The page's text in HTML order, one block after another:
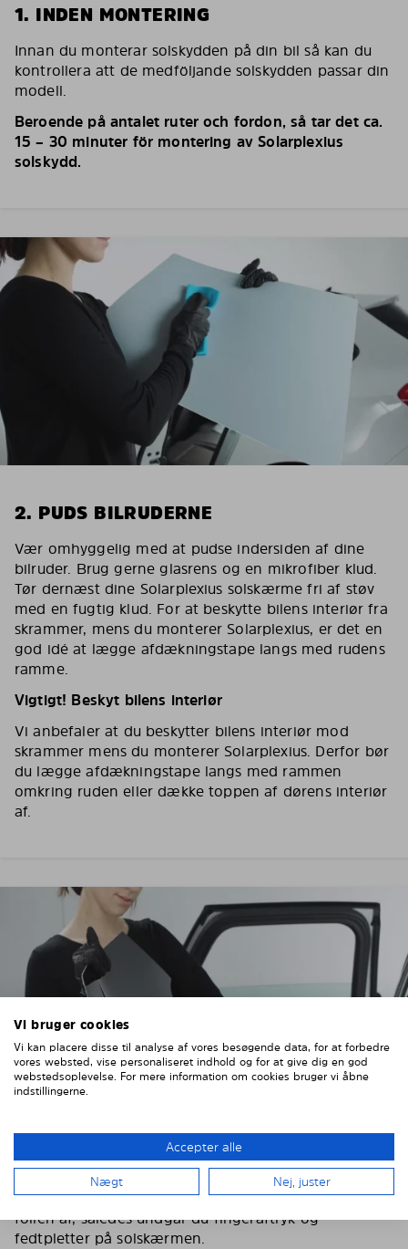
1. INDEN MONTERING
Innan du monterar solskydden på din bil så kan du
kontrollera att de medföljande solskydden passar din
modell.
Beroende på antalet ruter och fordon, så tar det ca.
15 – 30 minuter för montering av Solarplexius
solskydd.
2. PUDS BILRUDERNE
Vær omhyggelig med at pudse indersiden af dine
bilruder. Brug gerne glasrens og en mikrofiber klud.
Tør dernæst dine Solarplexius solskærme fri af støv
med en fugtig klud. For at beskytte bilens interiør fra
skrammer, mens du monterer Solarplexius, er det en
god idé at lægge afdækningstape langs med rudens
ramme.
Vigtigt! Beskyt bilens interiør
Vi anbefaler at du beskytter bilens interiør mod
skrammer mens du monterer Solarplexius. Derfor bør
du lægge afdækningstape langs med rammen
omkring ruden eller dække toppen af dørens interiør
af.
3. FJERN DEN BESKYTTENDE FOLIE
Ifør dig de medfølgende handsker, inden du piller
folien af, således undgår du fingeraftryk og
fedtpletter på solskærmen.
Vi bruger cookies
Vi kan placere disse til analyse af vores besøgende data, for at forbedre
vores websted, vise personaliseret indhold og for at give dig en god
webstedsoplevelse. For mere information om cookies bruger vi åbne
indstillingerne.
Accepter alle
Nægt Nej, juster